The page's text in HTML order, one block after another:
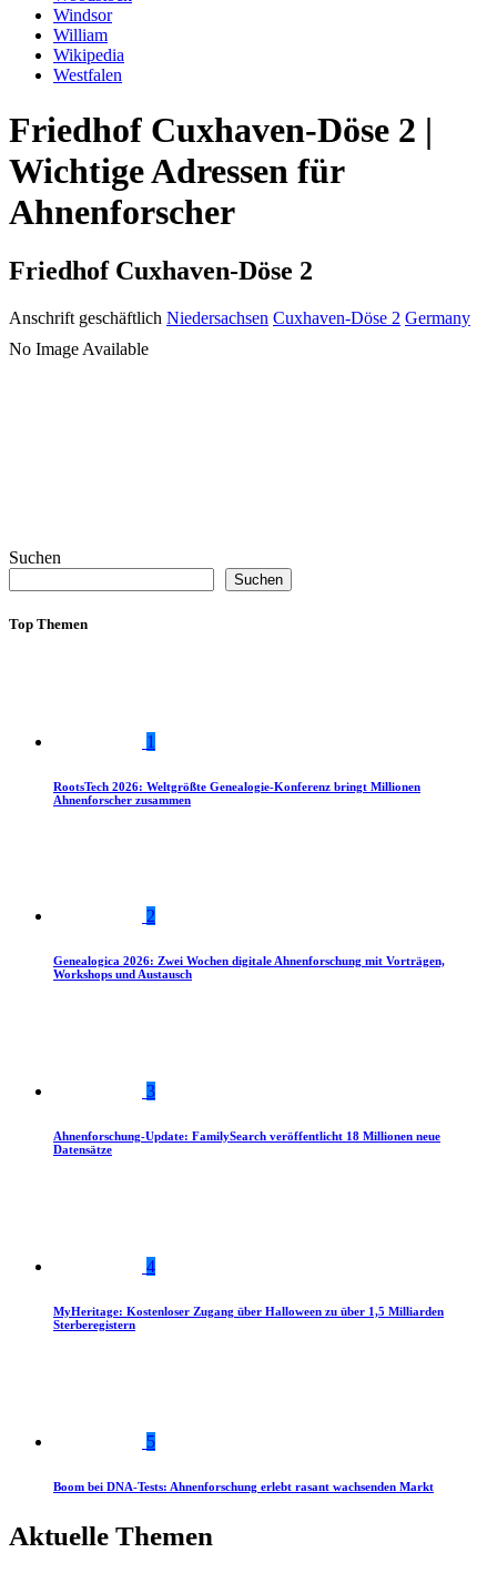
Windsor
William
Wikipedia
Westfalen
Friedhof Cuxhaven-Döse 2 |
Wichtige Adressen für
Ahnenforscher
Friedhof Cuxhaven-Döse 2
Anschrift geschäftlich Niedersachsen Cuxhaven-Döse 2 Germany
No Image Available
Suchen
Suchen
Top Themen
1
RootsTech 2026: Weltgrößte Genealogie-Konferenz bringt Millionen
Ahnenforscher zusammen
2
Genealogica 2026: Zwei Wochen digitale Ahnenforschung mit Vorträgen,
Workshops und Austausch
3
Ahnenforschung-Update: FamilySearch veröffentlicht 18 Millionen neue
Datensätze
4
MyHeritage: Kostenloser Zugang über Halloween zu über 1,5 Milliarden
Sterberegistern
5
Boom bei DNA-Tests: Ahnenforschung erlebt rasant wachsenden Markt
Aktuelle Themen